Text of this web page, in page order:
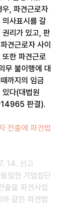
우, 파견근로자
사표시를 갈
리가 있고, 판
견근로자 사이
한 파견근로
무 불이행에 대
까지의 임금
다(대법원
판결).
전출에 파견법
14. 선고
일한 기업집단
출을 파견사업
같은 파견법